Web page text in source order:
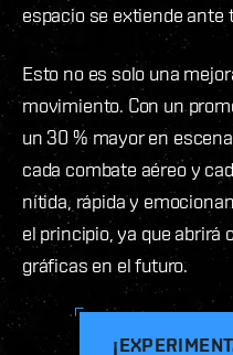
espacio se extiende ante
Esto no es solo una
movimiento. Con un
un 30 % mayor en
cada combate aéreo y
nítida, rápida y
el principio, ya que abrirá
gráficas en el futuro.